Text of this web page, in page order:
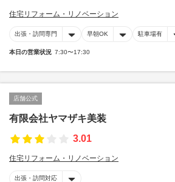
住宅リフォーム・リノベーション
出張・訪問専門 早朝OK 駐車場有
本日の営業状況 7:30〜17:30
店舗公式
有限会社ヤマザキ美装
3.01
住宅リフォーム・リノベーション
出張・訪問対応